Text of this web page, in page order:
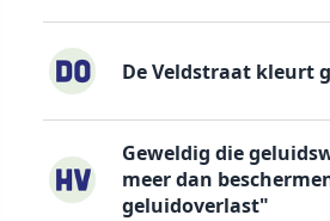
De Veldstraat kleurt
Geweldig die
meer dan
geluidoverlast"